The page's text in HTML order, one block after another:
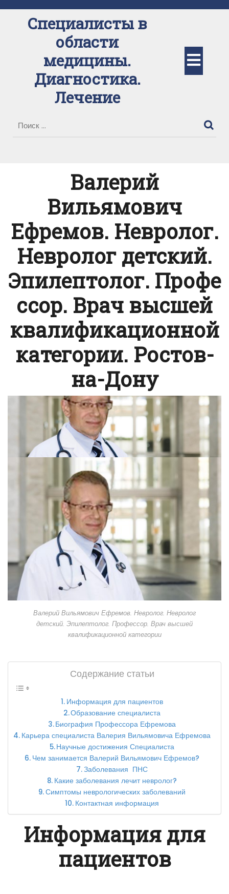
содержимомуСпециалисты в
области
медицины.
Диагностика.
Лечение
Валерий
Вильямович
Ефремов. Невролог.
Невролог детский.
Эпилептолог. Профе
ссор. Врач высшей
квалификационной
категории. Ростов-
на-Дону
Валерий Вильямович Ефремов. Невролог. Невролог
детский. Эпилептолог. Профессор. Врач высшей
квалификационной категории
Содержание статьи
Информация для пациентов
Образование специалиста
Биография Профессора Ефремова
Карьера специалиста Валерия Вильямовича Ефремова
Научные достижения Специалиста
Чем занимается Валерий Вильямович Ефремов?
Заболевания ПНС
Какие заболевания лечит невролог?
Симптомы неврологических заболеваний
Контактная информация
Информация для
пациентов